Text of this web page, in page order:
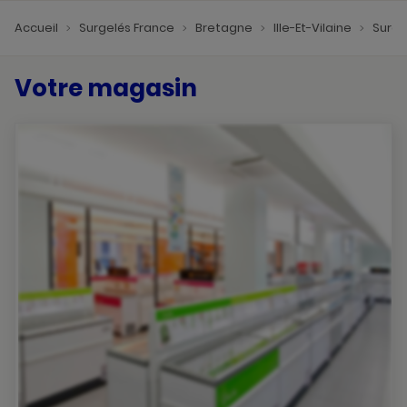
Accueil Surgelés France Bretagne Ille-Et-Vilaine
Votre magasin